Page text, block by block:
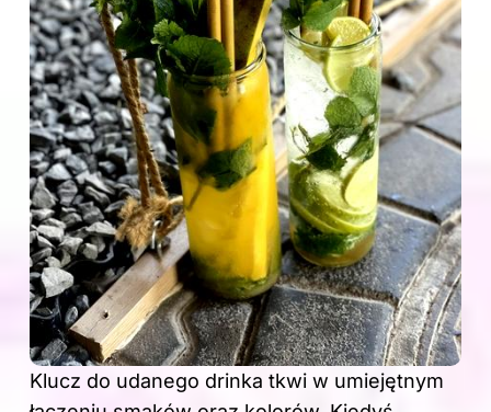
Klucz do udanego drinka tkwi w umiejętnym